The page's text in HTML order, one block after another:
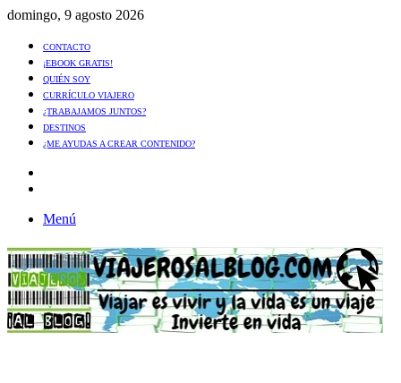
domingo, 9 agosto 2026
CONTACTO
¡EBOOK GRATIS!
QUIÉN SOY
CURRÍCULO VIAJERO
¿TRABAJAMOS JUNTOS?
DESTINOS
¿ME AYUDAS A CREAR CONTENIDO?
Menú